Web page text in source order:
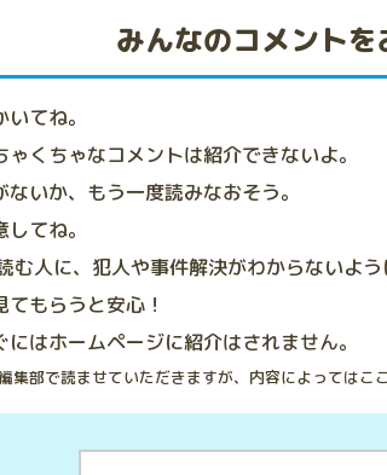
みんなのコメント
てね。
くちゃなコメントは紹介できないよ。
いか、もう一度読みなおそう。
てね。
む人に、犯人や事件解決がわからないよう
もらうと安心！
はホームページに紹介はされません。
部で読ませていただきますが、内容によってはこ